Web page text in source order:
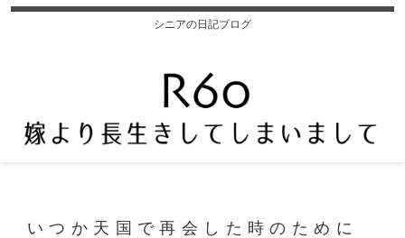
シニアの日記ブログ
いつか天国で再会した時のために